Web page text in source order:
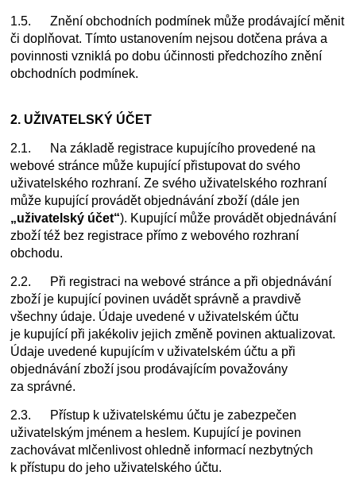
1.5. Znění obchodních podmínek může prodávající měnit
či doplňovat. Tímto ustanovením nejsou dotčena práva a
povinnosti vzniklá po dobu účinnosti předchozího znění
obchodních podmínek.
2. UŽIVATELSKÝ ÚČET
2.1. Na základě registrace kupujícího provedené na
webové stránce může kupující přistupovat do svého
uživatelského rozhraní. Ze svého uživatelského rozhraní
může kupující provádět objednávání zboží (dále jen
„uživatelský účet“). Kupující může provádět objednávání
zboží též bez registrace přímo z webového rozhraní
obchodu.
2.2. Při registraci na webové stránce a při objednávání
zboží je kupující povinen uvádět správně a pravdivě
všechny údaje. Údaje uvedené v uživatelském účtu
je kupující při jakékoliv jejich změně povinen aktualizovat.
Údaje uvedené kupujícím v uživatelském účtu a při
objednávání zboží jsou prodávajícím považovány
za správné.
2.3. Přístup k uživatelskému účtu je zabezpečen
uživatelským jménem a heslem. Kupující je povinen
zachovávat mlčenlivost ohledně informací nezbytných
k přístupu do jeho uživatelského účtu.